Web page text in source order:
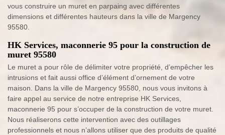
vous construire un muret en parpaing avec différentes
dimensions et différentes hauteurs dans la ville de Margency
95580.
HK Services, maconnerie 95 pour la construction de
muret 95580
Le muret a pour rôle de délimiter votre propriété, d’empêcher les
intrusions et fait aussi office d’élément d’ornement de votre
maison. Dans la ville de Margency 95580, nous vous invitons à
faire appel au service de notre entreprise HK Services,
maconnerie 95 pour s’occuper de la construction de votre muret.
Nous réaliserons cette intervention avec des outillages
professionnels et nous n’allons utiliser que des produits de qualité